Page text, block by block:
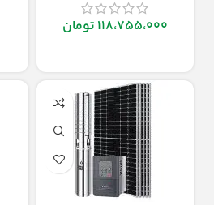
118،755،000 تومان